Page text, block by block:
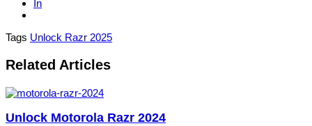
In
Tags Unlock Razr 2025
Related Articles
Unlock Motorola Razr 2024